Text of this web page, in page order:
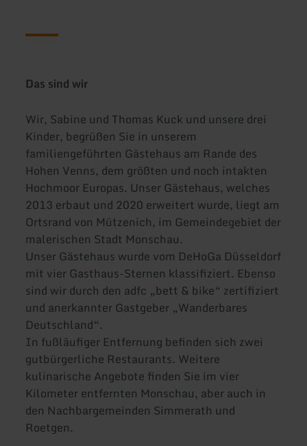
Das sind wir
Wir, Sabine und Thomas Kuck und unsere drei
Kinder, begrüßen Sie in unserem
familiengeführten Gästehaus am Rande des
Hohen Venns, dem größten und noch intakten
Hochmoor Europas. Unser Gästehaus, welches
2013 erbaut und 2020 erweitert wurde, liegt am
Ortsrand von Mützenich, im Gemeindegebiet der
malerischen Stadt Monschau.
Unser Gästehaus wurde vom DeHoGa Düsseldorf
mit vier Gasthaus-Sternen klassifiziert. Ebenso
sind wir durch den adfc „bett & bike“ zertifiziert
und anerkannter Gastgeber „Wanderbares
Deutschland“.
In fußläufiger Entfernung befinden sich zwei
gutbürgerliche Restaurants. Weitere
kulinarische Angebote finden Sie im vier
Kilometer entfernten Monschau, aber auch in
den Nachbargemeinden Simmerath und
Roetgen.